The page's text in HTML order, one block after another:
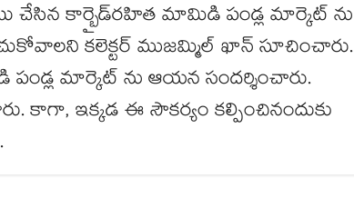
చేసిన కార్బైడ్​రహిత మామిడి పండ్ల మార్కెట్ ను
కలెక్టర్ ముజమ్మిల్ ఖాన్ సూచించారు.
మార్కెట్ ను ఆయన సందర్శించారు.
కాగా, ఇక్కడ ఈ సౌకర్యం కల్పించినందుకు